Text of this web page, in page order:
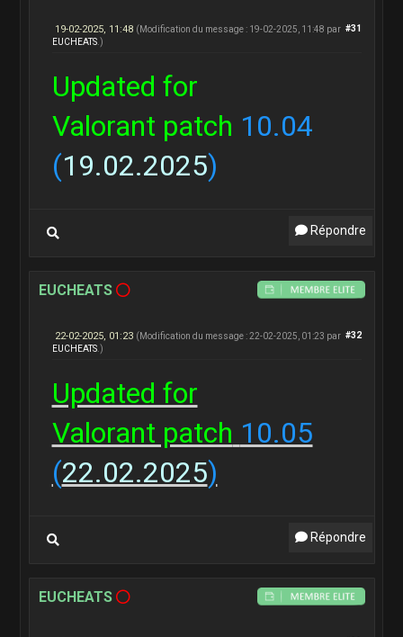
#31
19-02-2025, 11:48 (Modification du message : 19-02-2025, 11:48 par
EUCHEATS.)
Updated for
Valorant patch 10.04
(19.02.2025)
Répondre
EUCHEATS
#32
22-02-2025, 01:23 (Modification du message : 22-02-2025, 01:23 par
EUCHEATS.)
Updated for
Valorant patch 10.05
(22.02.2025)
Répondre
EUCHEATS